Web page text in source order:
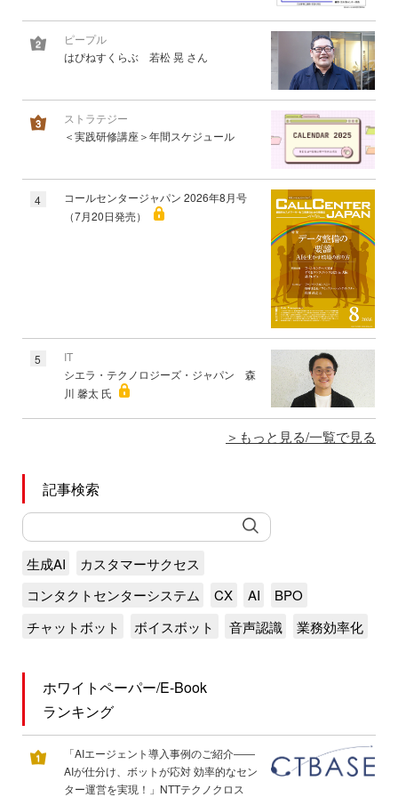
ピープル
はぴねすくらぶ 若松 晃 さん
ストラテジー
＜実践研修講座＞年間スケジュール
4
コールセンタージャパン 2026年8月号
（7月20日発売）
5
IT
シエラ・テクノロジーズ・ジャパン 森
川 馨太 氏
もっと見る/一覧で見る
記事検索
生成AI
カスタマーサクセス
コンタクトセンターシステム
CX AI
BPO
チャットボット
ボイスボット 音声認識 業務効率化
ホワイトペーパー/E-Book
ランキング
「AIエージェント導入事例のご紹介――
AIが仕分け、ボットが応対 効率的なセン
ター運営を実現！」NTTテクノクロス